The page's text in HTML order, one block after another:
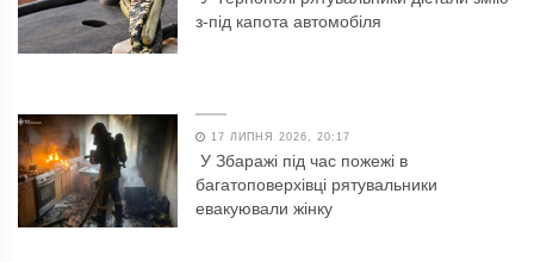
з-під капота автомобіля
17 ЛИПНЯ 2026, 20:17
У Збаражі під час пожежі в
багатоповерхівці рятувальники
евакуювали жінку